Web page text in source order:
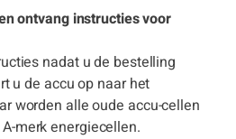
ontvang instructies voor
nadat u de bestelling
u de accu op naar het
worden alle oude accu-cellen
merk energiecellen.